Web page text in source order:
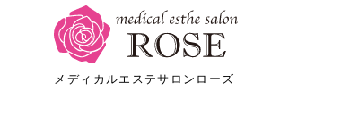
メディカルエステサロンローズ